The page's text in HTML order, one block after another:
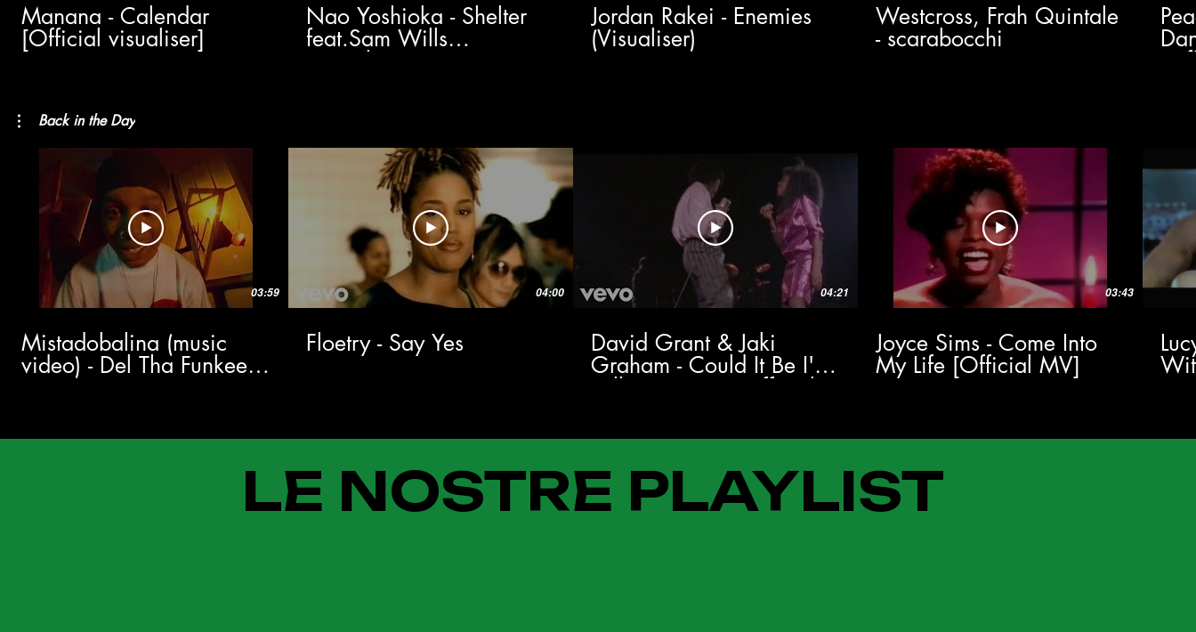
Manana - Calendar
[Official visualiser]
Nao Yoshioka - Shelter
feat.Sam Wills
(Visualizer)
Jordan Rakei - Enemies
(Visualiser)
Westcross, Frah Quintale
- scarabocchi
Back in the Day
03:59
Mistadobalina (music
video) - Del Tha Funkee
Homosapien
04:00
Floetry - Say Yes
04:21
David Grant & Jaki
Graham - Could It Be I'm
Falling In Love (Official
03:43
Joyce Sims - Come Into
My Life [Official MV]
LE NOSTRE PLAYLIST